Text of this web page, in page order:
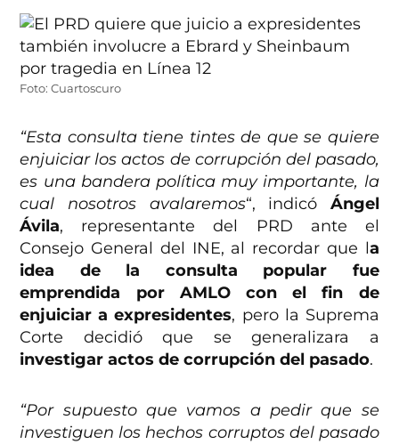
Foto: Cuartoscuro
“Esta consulta tiene tintes de que se quiere
enjuiciar los actos de corrupción del pasado,
es una bandera política muy importante, la
cual nosotros avalaremos“, indicó Ángel
Ávila, representante del PRD ante el
Consejo General del INE, al recordar que la
idea de la consulta popular fue
emprendida por AMLO con el fin de
enjuiciar a expresidentes, pero la Suprema
Corte decidió que se generalizara a
investigar actos de corrupción del pasado.
“Por supuesto que vamos a pedir que se
investiguen los hechos corruptos del pasado